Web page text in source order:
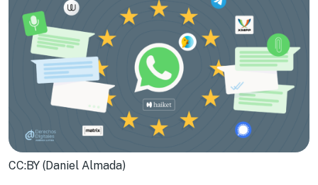
CC:BY (Daniel Almada)